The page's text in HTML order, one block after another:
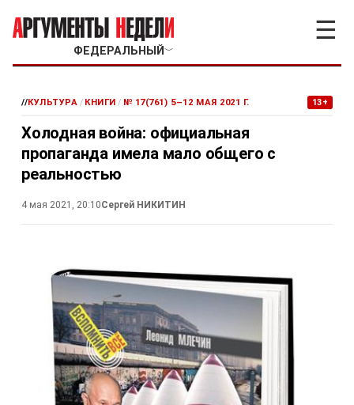
ФЕДЕРАЛЬНЫЙ ﹀
☰
//КУЛЬТУРА / КНИГИ / № 17(761) 5–12 МАЯ 2021 Г. 13+
Холодная война: официальная
пропаганда имела мало общего с
реальностью
4 мая 2021, 20:10Сергей НИКИТИН